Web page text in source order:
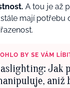
A tou je až
mají potřebu
BY SE VÁM
Jak
aniž